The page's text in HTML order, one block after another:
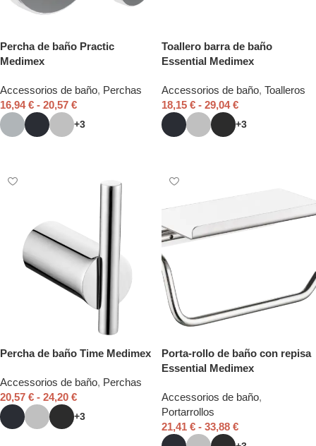
Percha de baño Practic
Medimex
Accessorios de baño, Perchas
16,94€ - 20,57 €
+3
Toallero barra de baño
Essential Medimex
Accessorios de baño, Toalleros
18,15 € - 29,04€
+3
Percha de baño Time Medimex
Accessorios de baño, Perchas
20,57 € - 24,20 €
+3
Porta-rollo de baño con repisa
Essential Medimex
Accessorios de baño,
Portarrollos
21,41 € - 33,88 €